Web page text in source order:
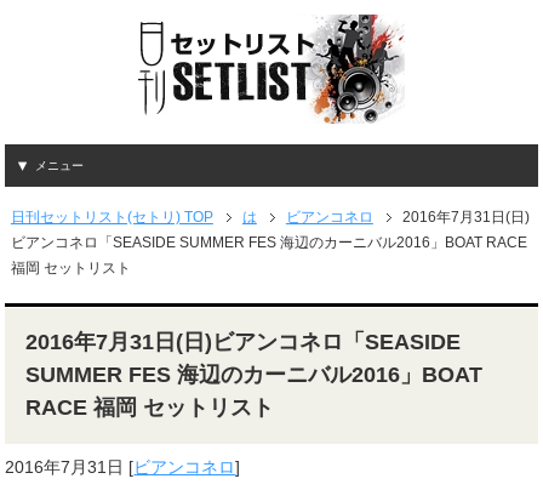
メニュー
日刊セットリスト(セトリ) TOP は ビアンコネロ
2016年7月31日(日)
ビアンコネロ「SEASIDE SUMMER FES 海辺のカーニバル2016」BOAT RACE
福岡 セットリスト
2016年7月31日(日)ビアンコネロ「SEASIDE
SUMMER FES 海辺のカーニバル2016」BOAT
RACE 福岡 セットリスト
2016年7月31日 [ビアンコネロ]